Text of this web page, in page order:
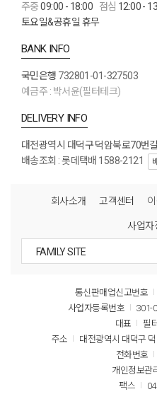
주중09:00 - 18:00 점심 12:00 -
토요일&공휴일 휴무
BANK INFO
국민은행 732801-01-327503
예금주 : 박서윤(필터테크)
DELIVERY INFO
대전광역시 대덕구 덕암북로70번
배송조회 : 롯데택배 1588-2121
회사소개 고객센터
사업자
통신판매업신고번호
사업자등록번호
301-
대표
필
주소
대전광역시 대덕구
전화번호
개인정보관
팩스